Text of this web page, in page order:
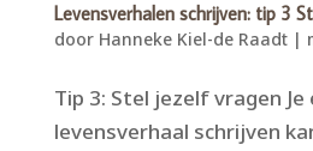
Levensverhalen schrijven: tip 3
door Hanneke Kiel-de Raadt|
Tip 3: Stel jezelf vragen Je
levensverhaal schrijven